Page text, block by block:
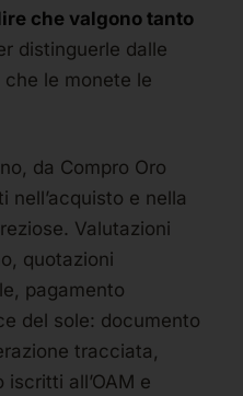
che valgono tanto
distinguerle dalle
le monete le
da Compro Oro
nell’acquisto e nella
Valutazioni
quotazioni
pagamento
del sole: documento
tracciata,
all’OAM e